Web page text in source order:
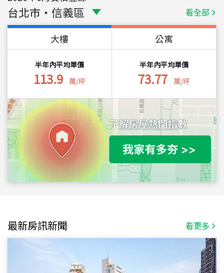
台北市 ・ 信義區 看全部
大樓
半年內平均單價
113.9 萬/坪
公寓
半年內平均單價
73.77 萬/坪
最新房訊新聞 看更多